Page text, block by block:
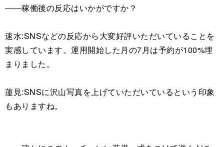
――稼働後の反応はいかがですか？
速水:SNSなどの反応から大変好評いただいていることを
実感しています。運用開始した月の7月は予約が100%埋
まりました。
蓮見:SNSに沢山写真を上げていただいているという印象
もありますね。